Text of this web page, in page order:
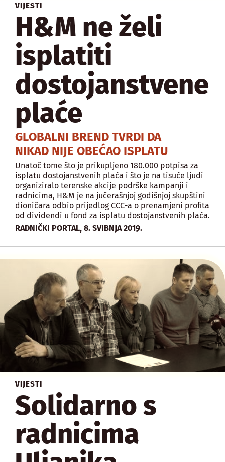
VIJESTI
H&M ne želi
isplatiti
dostojanstvene
plaće
GLOBALNI BREND TVRDI DA
NIKAD NIJE OBEĆAO ISPLATU
Unatoč tome što je prikupljeno 180.000 potpisa za
isplatu dostojanstvenih plaća i što je na tisuće ljudi
organiziralo terenske akcije podrške kampanji i
radnicima, H&M je na jučerašnjoj godišnjoj skupštini
dioničara odbio prijedlog CCC-a o prenamjeni profita
od dividendi u fond za isplatu dostojanstvenih plaća.
RADNIČKI PORTAL, 8. SVIBNJA 2019.
VIJESTI
Solidarno s
radnicima